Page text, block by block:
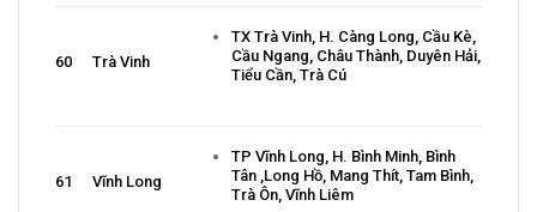
60 Trà Vinh
TX Trà Vinh, H. Càng Long, Cầu Kè,
Cầu Ngang, Châu Thành, Duyên Hải,
Tiểu Cần, Trà Cú
61 Vĩnh Long
TP Vĩnh Long, H. Bình Minh, Bình
Tân ,Long Hồ, Mang Thít, Tam Bình,
Trà Ôn, Vĩnh Liêm